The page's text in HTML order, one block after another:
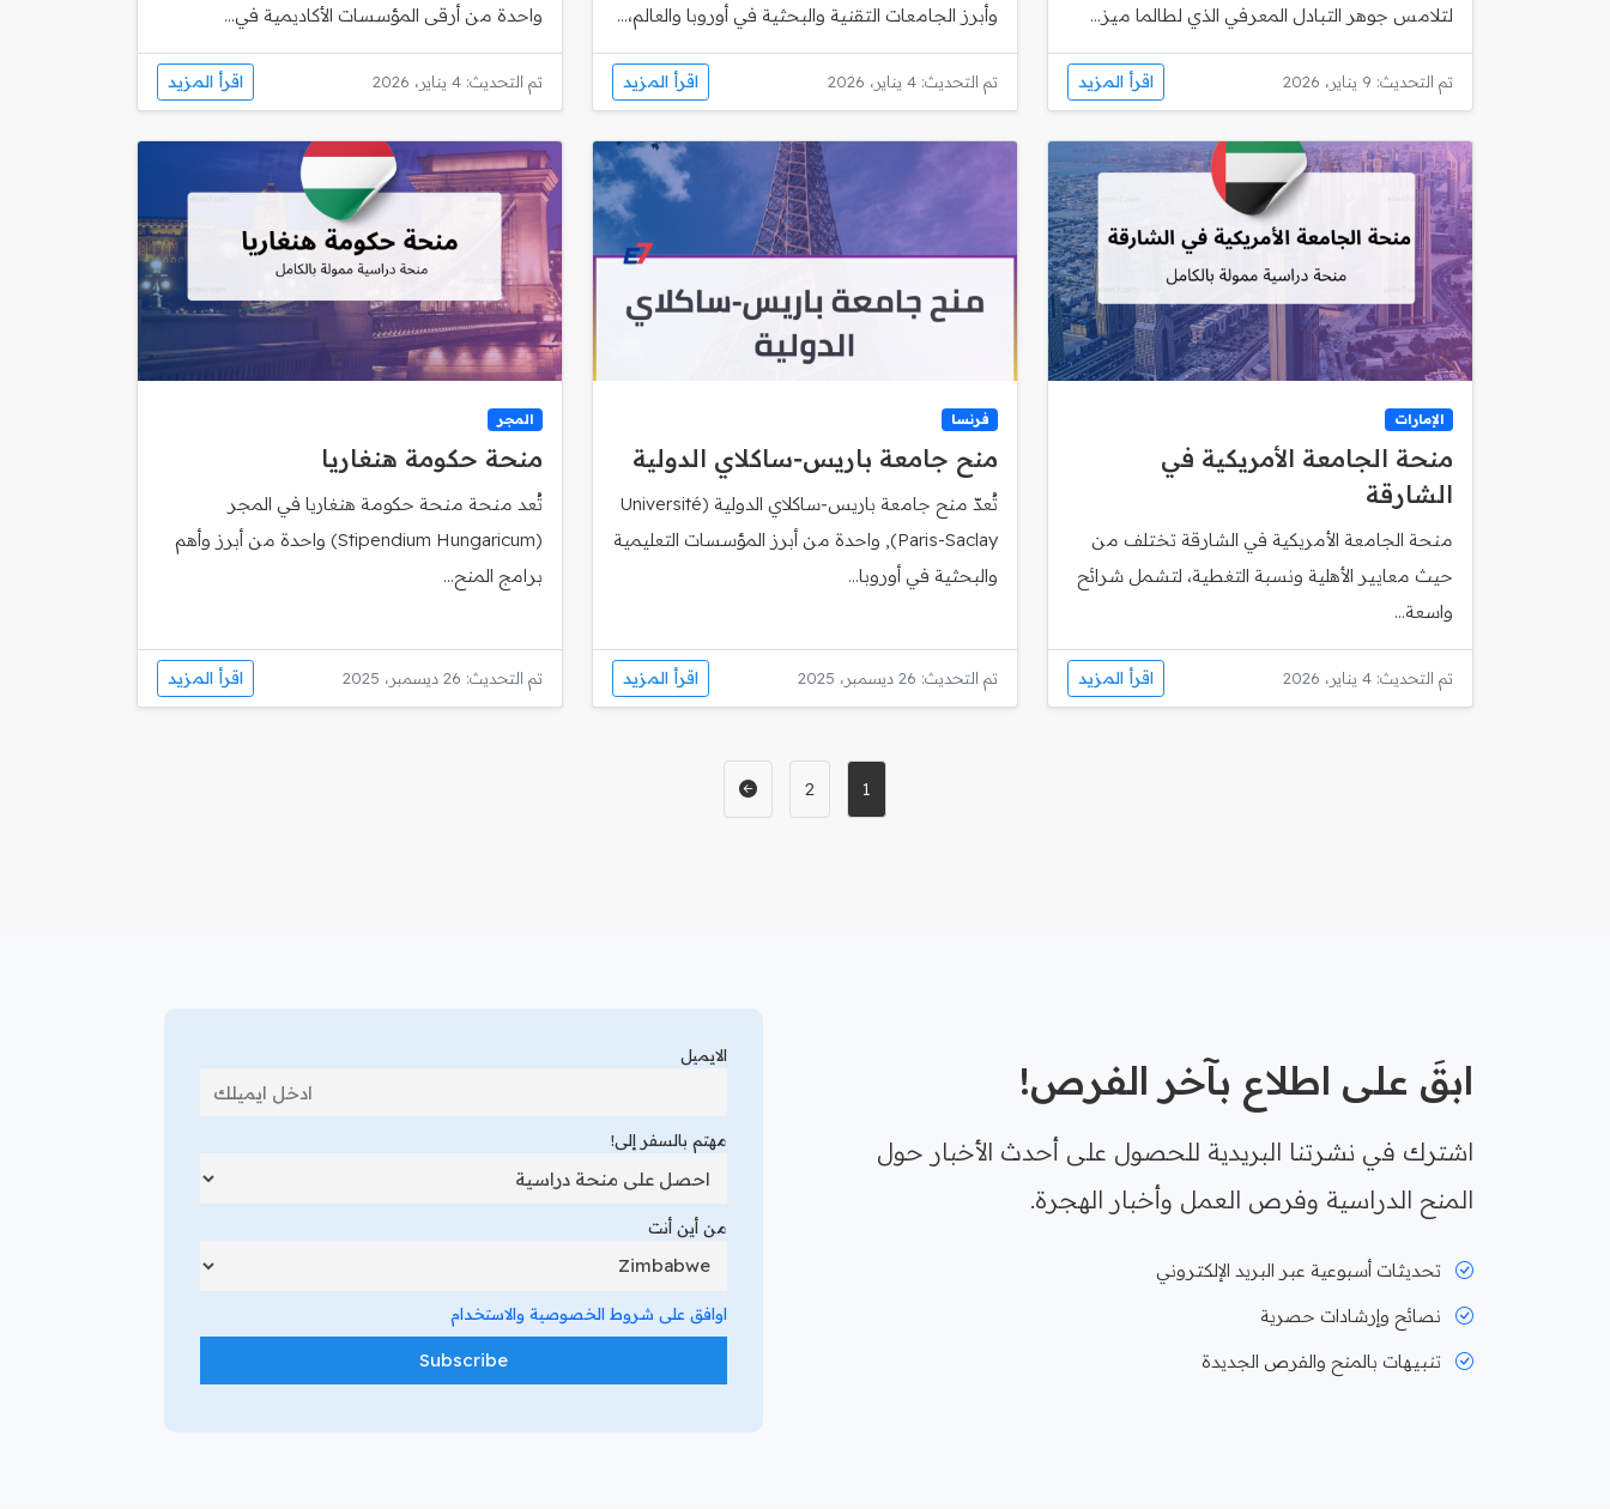
لتلامس جوهر التبادل المعرفي الذي لطالما ميز...
تم التحديث: 9 يناير، 2026 اقرأ المزيد
وأبرز الجامعات التقنية والبحثية في أوروبا والعالم،...
تم التحديث: 4 يناير، 2026 اقرأ المزيد
واحدة من أرقى المؤسسات الأكاديمية في...
تم التحديث: 4 يناير، 2026 اقرأ المزيد
الإمارات
منحة الجامعة الأمريكية في
الشارقة
منحة الجامعة الأمريكية في الشارقة تختلف من
حيث معايير الأهلية ونسبة التغطية، لتشمل شرائح
واسعة...
تم التحديث: 4 يناير، 2026 اقرأ المزيد
فرنسا
منح جامعة باريس‑ساكلاي الدولية
تُعدّ منح جامعة باريس‑ساكلاي الدولية (Université
Paris-Saclay), واحدة من أبرز المؤسسات التعليمية
والبحثية في أوروبا...
تم التحديث: 26 ديسمبر، 2025 اقرأ المزيد
المجر
منحة حكومة هنغاريا
تُعد منحة منحة حكومة هنغاريا في المجر
(Stipendium Hungaricum) واحدة من أبرز وأهم
برامج المنح...
تم التحديث: 26 ديسمبر، 2025 اقرأ المزيد
1
2
ابقَ على اطلاع بآخر الفرص!
اشترك في نشرتنا البريدية للحصول على أحدث الأخبار حول
المنح الدراسية وفرص العمل وأخبار الهجرة.
تحديثات أسبوعية عبر البريد الإلكتروني
نصائح وإرشادات حصرية
تنبيهات بالمنح والفرص الجديدة
الايميل
مهتم بالسفر إلى!
من أين أنت
اوافق على شروط الخصوصية والاستخدام